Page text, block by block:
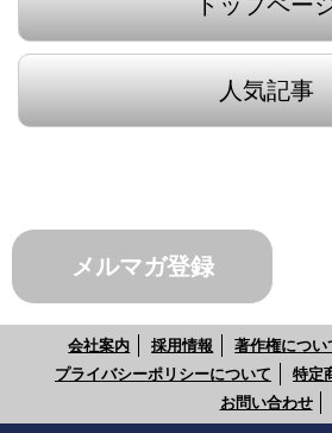
人気記事
メルマガ登録
会社案内 採用情報 著作権につい
プライバシーポリシーについて
特定
お問い合わせ